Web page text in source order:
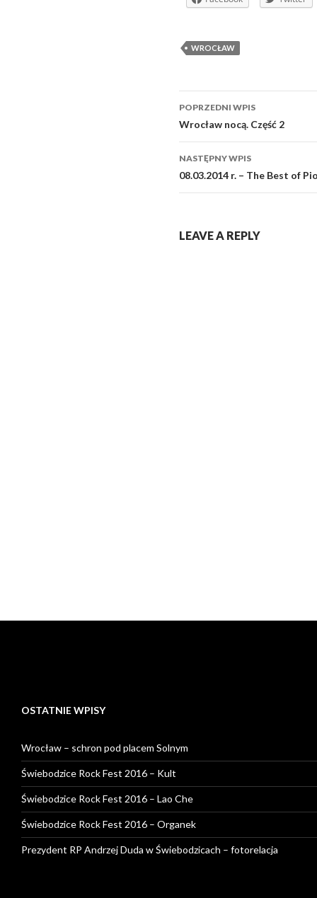
WROCŁAW
Zobacz
wpisy
POPRZEDNI WPIS
Wrocław nocą. Część 2
NASTĘPNY WPIS
08.03.2014 r. – The Best of
LEAVE A REPLY
OSTATNIE WPISY
Wrocław – schron pod placem Solnym
Świebodzice Rock Fest 2016 – Kult
Świebodzice Rock Fest 2016 – Lao Che
Świebodzice Rock Fest 2016 – Organek
Prezydent RP Andrzej Duda w Świebodzicach – fotorelacja